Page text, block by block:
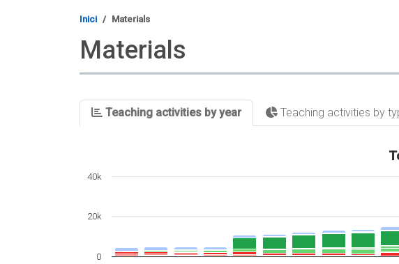
Inici Materials
Materials
Teaching activities by year Teaching activities by
0
20k
40k